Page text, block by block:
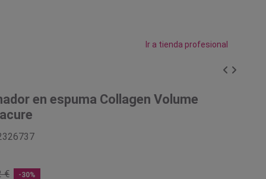
Ir a tienda profesional
en espuma Collagen Volume
€ -30%